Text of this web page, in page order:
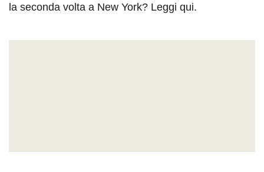
la seconda volta a New York? Leggi qui.